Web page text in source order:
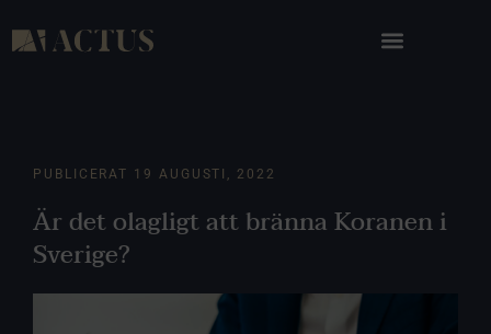
PUBLICERAT 19 AUGUSTI, 2022
Är det olagligt att bränna Koranen i
Sverige?